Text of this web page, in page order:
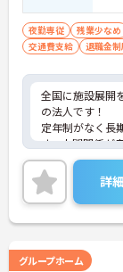
夜勤専従 残業少なめ
交通費支給
退職金制
全国に施設展開
の法人です！
定年制がなく長
す。人間関係が
根付いています
ご興味のある方
に詳細をご案内
い！
詳
グループホーム